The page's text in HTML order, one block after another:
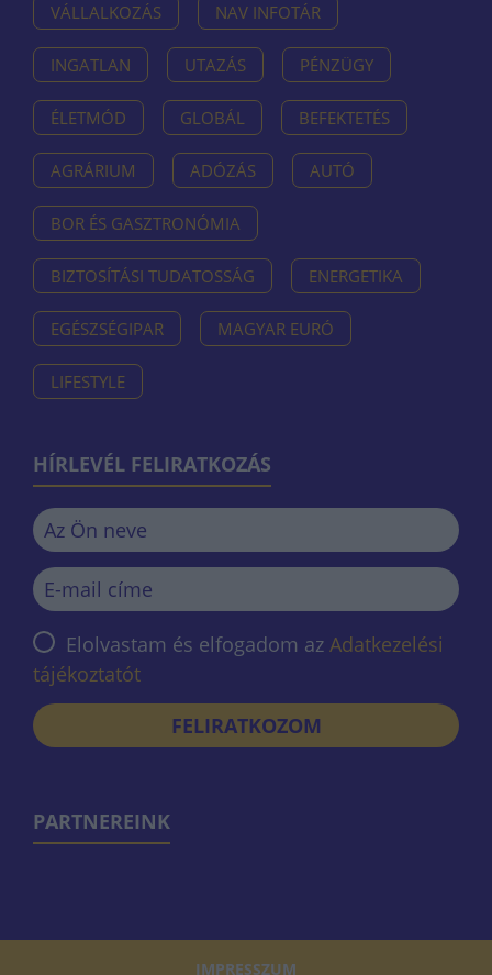
VÁLLALKOZÁS NAV INFOTÁR
INGATLAN UTAZÁS PÉNZÜGY
ÉLETMÓD GLOBÁL BEFEKTETÉS
AGRÁRIUM ADÓZÁS AUTÓ
BOR ÉS GASZTRONÓMIA
BIZTOSÍTÁSI TUDATOSSÁG ENERGETIKA
EGÉSZSÉGIPAR MAGYAR EURÓ
LIFESTYLE
HÍRLEVÉL FELIRATKOZÁS
Elolvastam és elfogadom az Adatkezelési
tájékoztatót
FELIRATKOZOM
PARTNEREINK
IMPRESSZUM